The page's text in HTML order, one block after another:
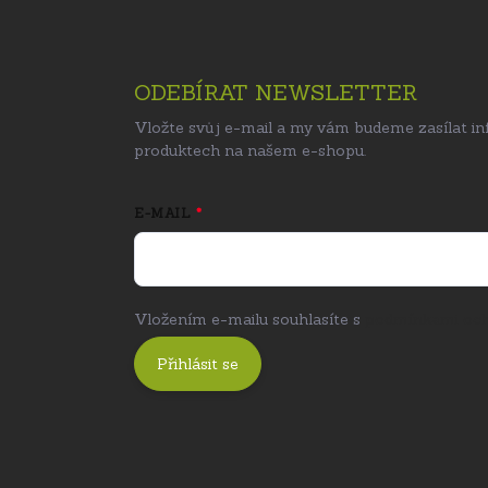
ODEBÍRAT NEWSLETTER
Vložte svůj e-mail a my vám budeme zasílat
produktech na našem e-shopu.
E-MAIL
Vložením e-mailu souhlasíte s
Přihlásit se